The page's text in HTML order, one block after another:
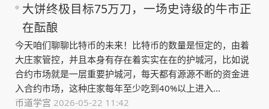
大饼终极目标75万刀，一场史诗级的牛市正
在酝酿
今天咱们聊聊比特币的未来！比特币的数量是恒定的，由着
大庄家管控，并且本身有存在着实实在在的护城河，比如说
合约市场就是一层重要护城河，每天都有源源不断的资金进
入合约市场，这种庄家每年至少吃到40%以上进入...
币道学宫 2026-05-22 11:42